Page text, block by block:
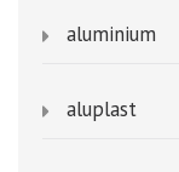
aluminium
aluplast